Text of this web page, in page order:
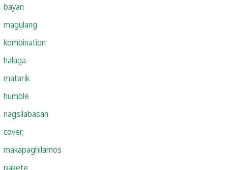
bayan
magulang
kombination
halaga
matarik
humble
nagsilabasan
cover,
makapaghilamos
pakete